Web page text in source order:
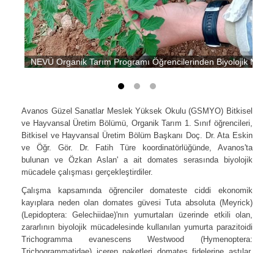
NEVÜ Organik Tarım Programı Öğrencilerinden Biyolojik
Avanos Güzel Sanatlar Meslek Yüksek Okulu (GSMYO) Bitkisel
ve Hayvansal Üretim Bölümü, Organik Tarım 1. Sınıf öğrencileri,
Bitkisel ve Hayvansal Üretim Bölüm Başkanı Doç. Dr. Ata Eskin
ve Öğr. Gör. Dr. Fatih Türe koordinatörlüğünde, Avanos'ta
bulunan ve Özkan Aslan' a ait domates serasında biyolojik
mücadele çalışması gerçekleştirdiler.
Çalışma kapsamında öğrenciler domateste ciddi ekonomik
kayıplara neden olan domates güvesi Tuta absoluta (Meyrick)
(Lepidoptera: Gelechiidae)'nın yumurtaları üzerinde etkili olan,
zararlının biyolojik mücadelesinde kullanılan yumurta parazitoidi
Trichogramma evanescens Westwood (Hymenoptera:
Trichogrammatidae) içeren paketleri domates fidelerine astılar.